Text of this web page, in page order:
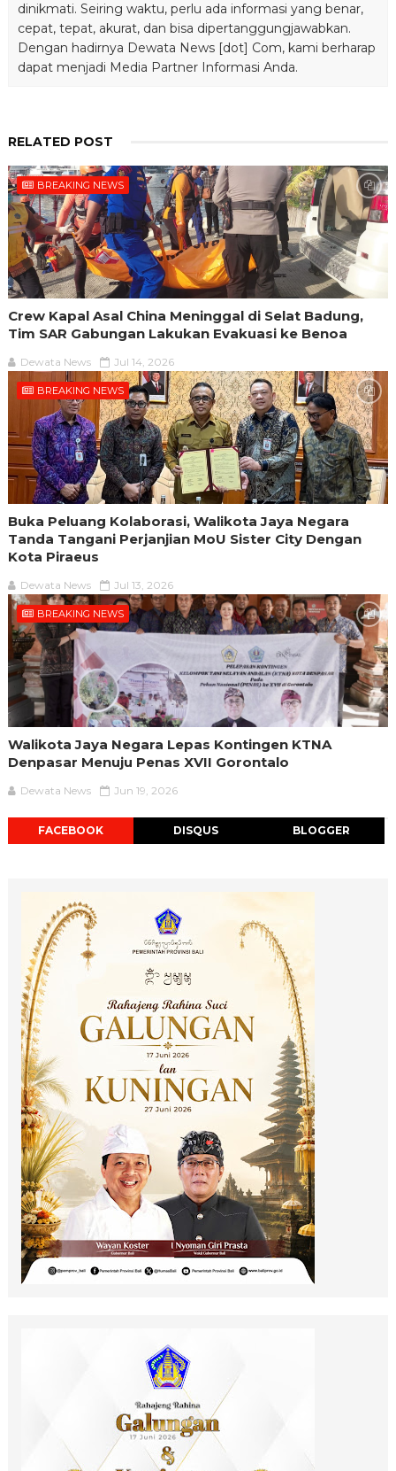
dinikmati. Seiring waktu, perlu ada informasi yang benar,
cepat, tepat, akurat, dan bisa dipertanggungjawabkan.
Dengan hadirnya Dewata News [dot] Com, kami berharap
dapat menjadi Media Partner Informasi Anda.
RELATED POST
BREAKING NEWS
Crew Kapal Asal China Meninggal di Selat Badung,
Tim SAR Gabungan Lakukan Evakuasi ke Benoa
Dewata News Jul 14, 2026
BREAKING NEWS
Buka Peluang Kolaborasi, Walikota Jaya Negara
Tanda Tangani Perjanjian MoU Sister City Dengan
Kota Piraeus
Dewata News Jul 13, 2026
BREAKING NEWS
Walikota Jaya Negara Lepas Kontingen KTNA
Denpasar Menuju Penas XVII Gorontalo
Dewata News Jun 19, 2026
FACEBOOK DISQUS BLOGGER